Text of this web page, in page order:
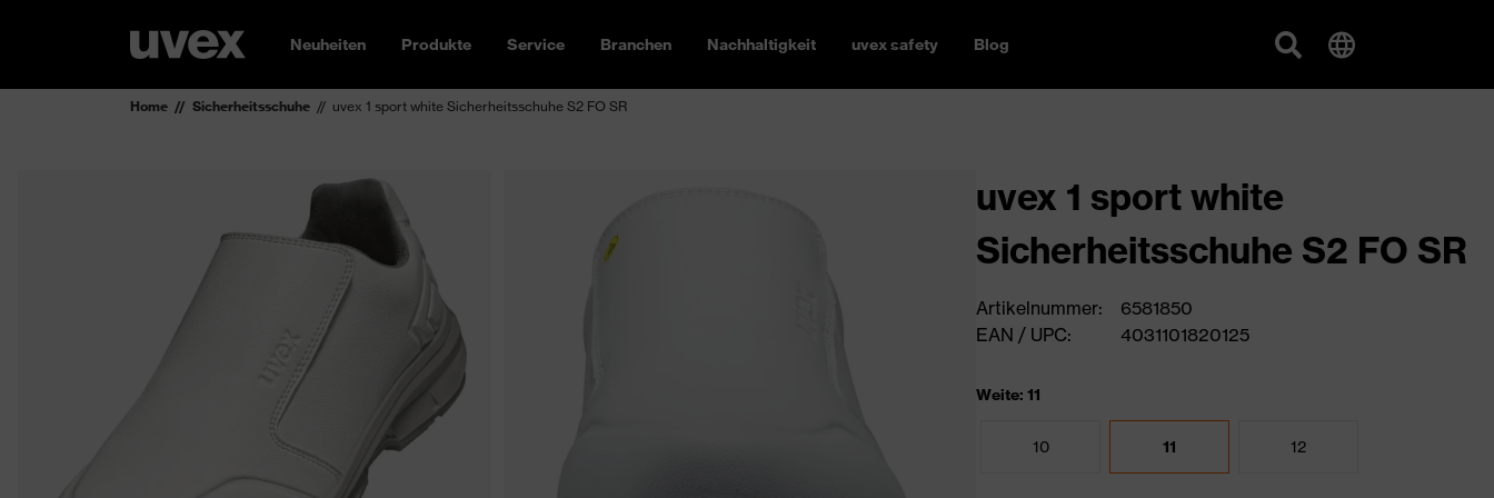
Neuheiten Produkte Service Branchen Nachhaltigkeit uvex safety Blog
Home Sicherheitsschuhe uvex 1 sport white Sicherheitsschuhe S2 FO SR
uvex 1 sport white
Sicherheitsschuhe S2 FO SR
Artikelnummer:
6581850
EAN / UPC:
4031101820125
Weite: 11
10 11 12